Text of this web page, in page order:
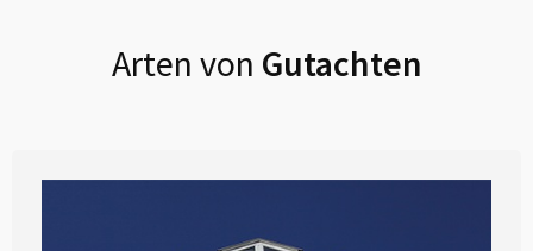
Arten von Gutachten